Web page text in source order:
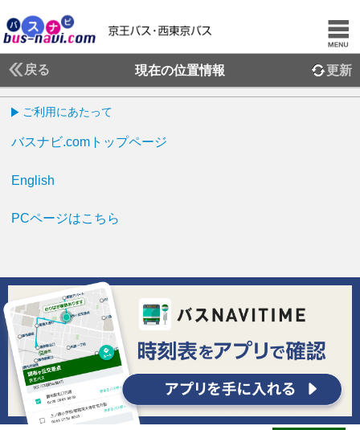
戻る 現在の位置情報 更新
ご利用にあたって
バスナビ.comトップページ
English
PCページはこちら